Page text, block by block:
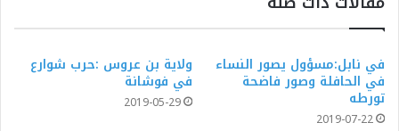
في نابل:مسؤول يصور النساء
في الحافلة وصور فاضحة
تورطه
2019-07-22
ولاية بن عروس :حرب شوارع
في فوشانة
2019-05-29